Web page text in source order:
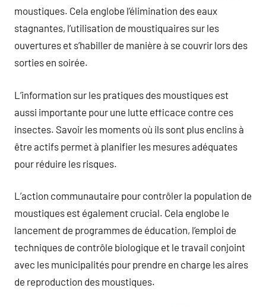
moustiques. Cela englobe l’élimination des eaux
stagnantes, l’utilisation de moustiquaires sur les
ouvertures et s’habiller de manière à se couvrir lors des
sorties en soirée.
L’information sur les pratiques des moustiques est
aussi importante pour une lutte efficace contre ces
insectes. Savoir les moments où ils sont plus enclins à
être actifs permet à planifier les mesures adéquates
pour réduire les risques.
L’action communautaire pour contrôler la population de
moustiques est également crucial. Cela englobe le
lancement de programmes de éducation, l’emploi de
techniques de contrôle biologique et le travail conjoint
avec les municipalités pour prendre en charge les aires
de reproduction des moustiques.